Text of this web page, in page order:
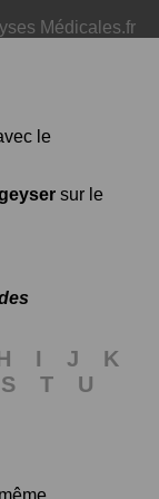
Médicales.fr
le
sur le
I J
K
S T
U